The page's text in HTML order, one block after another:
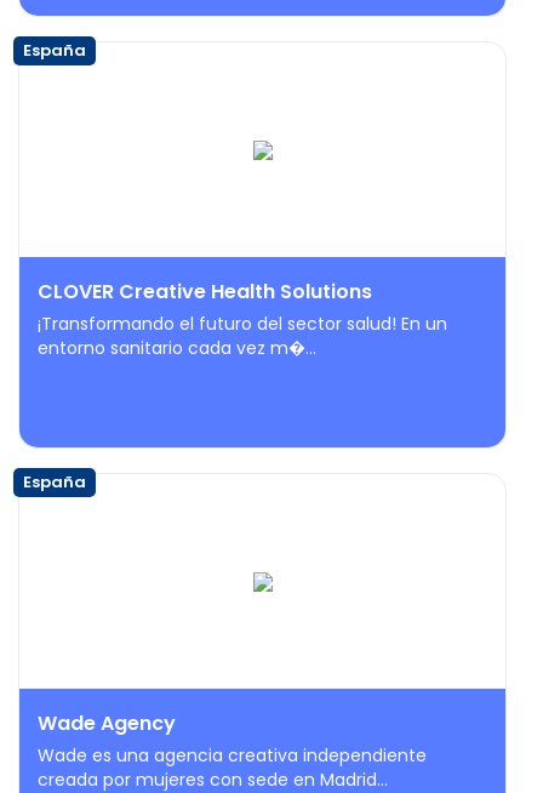
España
CLOVER Creative Health Solutions
¡Transformando el futuro del sector salud! En un
entorno sanitario cada vez m�...
España
Wade Agency
Wade es una agencia creativa independiente
creada por mujeres con sede en Madrid...